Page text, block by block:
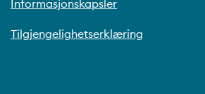
Informasjonskapsler
Tilgjengelighetserklæring